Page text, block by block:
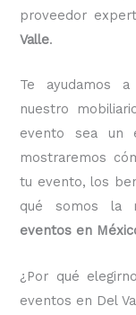
proveedor
Valle.
Te ayudamos a
nuestro
evento sea un
mostraremos
tu evento, los
qué somos la
eventos en
¿Por qué
eventos en Del